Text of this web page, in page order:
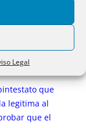
Legal
General
interpuesto
la propiedad de
de una
(JAR)
que
legitima al
que el